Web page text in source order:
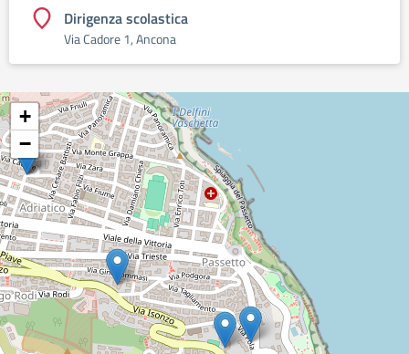
Dirigenza scolastica
Via Cadore 1, Ancona
+
−